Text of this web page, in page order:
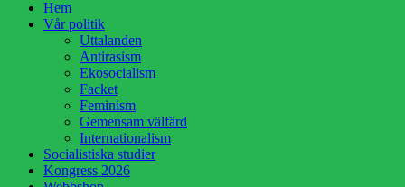
HoppaHem
Vår politik
Uttalanden
Antirasism
Ekosocialism
Facket
Feminism
Gemensam välfärd
Internationalism
Socialistiska studier
Kongress 2026